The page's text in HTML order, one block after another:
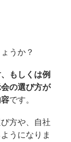
うか？
もしくは例
の選び方が
です。
方や、自社
うになりま